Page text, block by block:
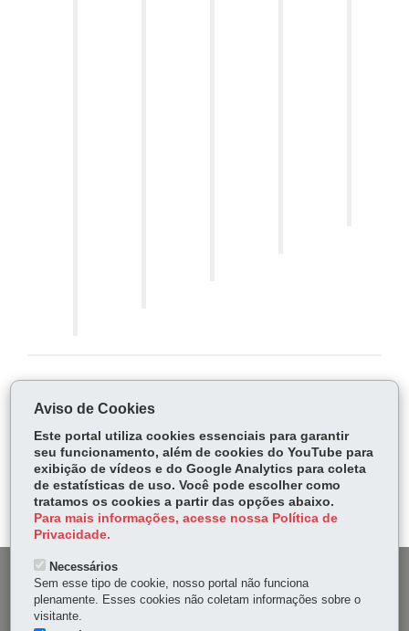
ce
bo
ok
Tw
itt
er
ha
ts
Ap
p
Voltar Início Imprimir Baixar
DENUNCIE CORRUPÇÃO
Aviso de Cookies
Este portal utiliza cookies essenciais para garantir
seu funcionamento, além de cookies do YouTube para
exibição de vídeos e do Google Analytics para coleta
de estatísticas de uso. Você pode escolher como
tratamos os cookies a partir das opções abaixo.
Para mais informações, acesse nossa Política de
Privacidade.
Necessários
Sem esse tipo de cookie, nosso portal não funciona
plenamente. Esses cookies não coletam informações sobre o
visitante.